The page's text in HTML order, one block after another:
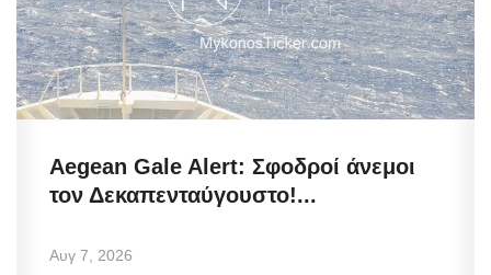
Aegean Gale Alert: Σφοδροί άνεμοι
τον Δεκαπενταύγουστο!...
Αυγ 7, 2026